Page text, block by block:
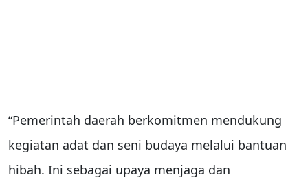
“Pemerintah daerah berkomitmen mendukung
kegiatan adat dan seni budaya melalui bantuan
hibah. Ini sebagai upaya menjaga dan